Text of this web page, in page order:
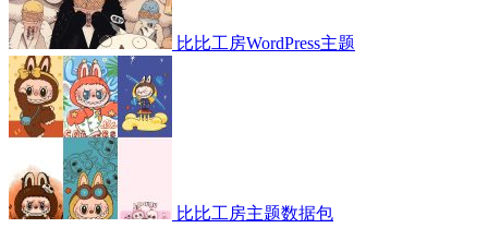
比比工房WordPress主题
比比工房主题数据包